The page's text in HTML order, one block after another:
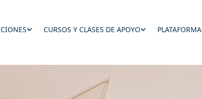
CURSOS Y CLASES DE APOYO PLATAFORMA